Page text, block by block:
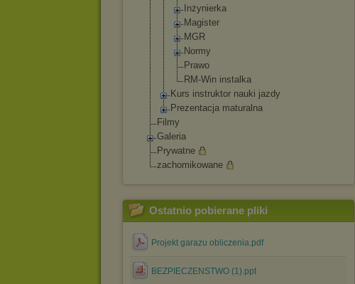
Inżynierka
Magister
MGR
Normy
Prawo
RM-Win instalka
Kurs instruktor nauki jazdy
Prezentacja maturalna
Filmy
Galeria
Prywatne
zachomikowane
Ostatnio pobierane pliki
Projekt garazu obliczenia.pdf
BEZPIECZENSTWO (1).ppt